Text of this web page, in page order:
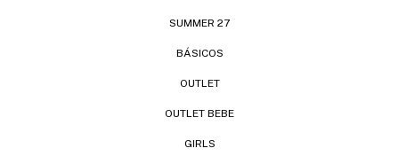
SUMMER 27
BÁSICOS
OUTLET
OUTLET BEBE
GIRLS